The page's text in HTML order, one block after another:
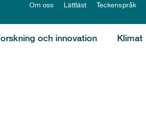
Om oss Lättläst Teckenspråk
och innovation Klimat